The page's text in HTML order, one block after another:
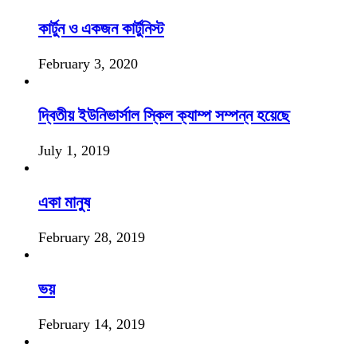
কার্টুন ও একজন কার্টুনিস্ট
February 3, 2020
দ্বিতীয় ইউনিভার্সাল স্কিল ক্যাম্প সম্পন্ন হয়েছে
July 1, 2019
একা মানুষ
February 28, 2019
ভয়
February 14, 2019